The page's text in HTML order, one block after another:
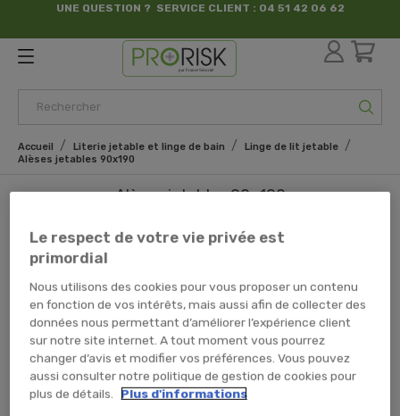
UNE QUESTION ? SERVICE CLIENT : 04 51 42 06 62
par France Sécurité
Accueil Literie jetable et linge de bain
Linge de lit jetable
Alèses jetables 90x190
Alèses jetables 90x190
Il y a 2 produits.
Alèse Housse Jetable
PRESTIGE - 90x190x15cm
Alèse Plateau Jetable
BASIC - 90x190cm
Le respect de votre vie privée est
primordial
Nous utilisons des cookies pour vous proposer un contenu
en fonction de vos intérêts, mais aussi afin de collecter des
données nous permettant d’améliorer l’expérience client
sur notre site internet. A tout moment vous pourrez
changer d’avis et modifier vos préférences. Vous pouvez
aussi consulter notre politique de gestion de cookies pour
plus de détails.
Plus d'informations